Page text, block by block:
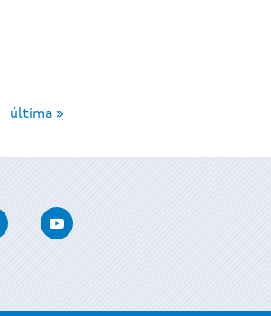
última »
InstagramYoutube